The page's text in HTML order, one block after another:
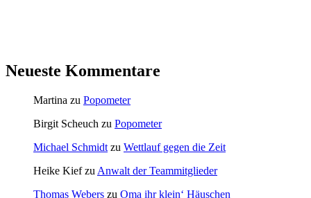
Neueste Kommentare
Martina zu Popometer
Birgit Scheuch zu Popometer
Michael Schmidt zu Wettlauf gegen die Zeit
Heike Kiefzu Anwalt der Teammitglieder
Thomas Webers zu Oma ihr klein‘ Häuschen